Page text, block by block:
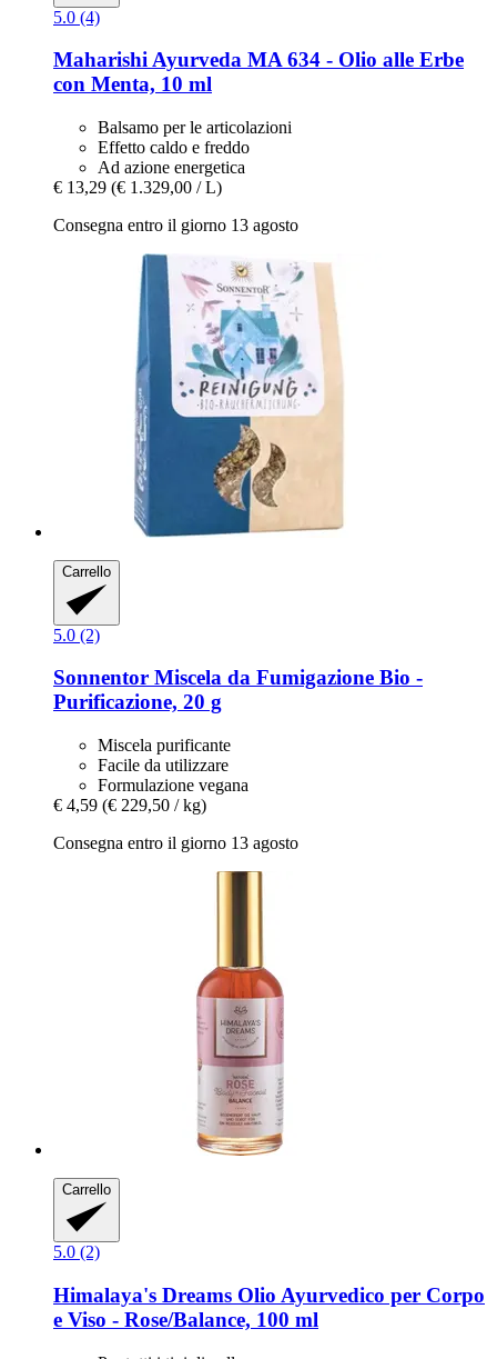
5.0 (4)
Maharishi Ayurveda MA 634 -​ Olio alle Erbe
con Menta, 10 ml
Balsamo per le articolazioni
Effetto caldo e freddo
Ad azione energetica
€ 13,29 (€ 1.329,00 / L)
Consegna entro il giorno 13 agosto
Carrello
5.0 (2)
Sonnentor Miscela da Fumigazione Bio -​
Purificazione, 20 g
Miscela purificante
Facile da utilizzare
Formulazione vegana
€ 4,59 (€ 229,50 / kg)
Consegna entro il giorno 13 agosto
Carrello
5.0 (2)
Himalaya's Dreams Olio Ayurvedico per Corpo
e Viso -​ Rose/Balance, 100 ml